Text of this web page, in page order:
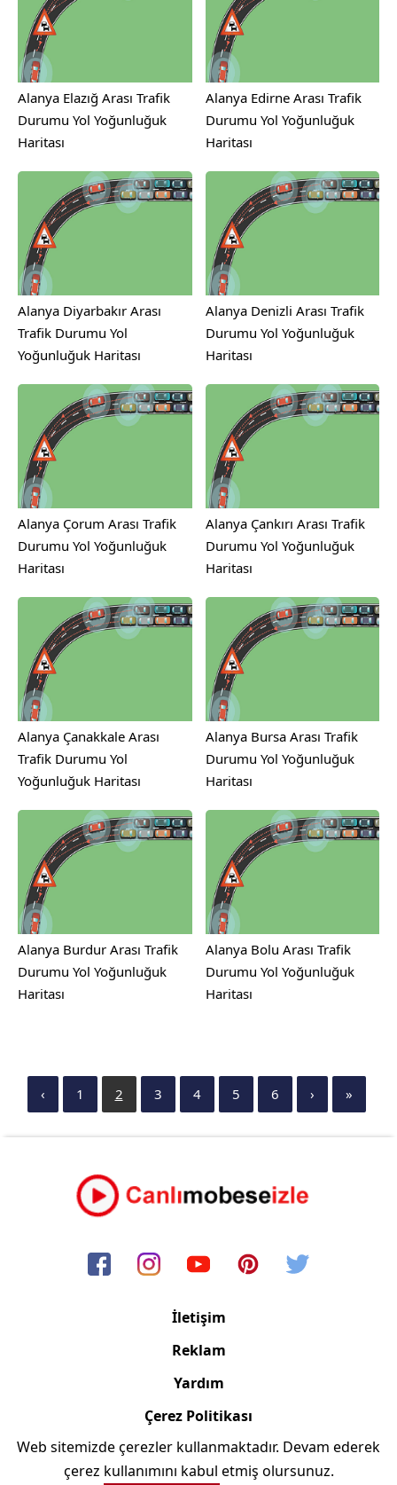
Alanya Elazığ Arası Trafik
Durumu Yol Yoğunluğuk
Haritası
Alanya Edirne Arası Trafik
Durumu Yol Yoğunluğuk
Haritası
Alanya Diyarbakır Arası
Trafik Durumu Yol
Yoğunluğuk Haritası
Alanya Denizli Arası Trafik
Durumu Yol Yoğunluğuk
Haritası
Alanya Çorum Arası Trafik
Durumu Yol Yoğunluğuk
Haritası
Alanya Çankırı Arası Trafik
Durumu Yol Yoğunluğuk
Haritası
Alanya Çanakkale Arası
Trafik Durumu Yol
Yoğunluğuk Haritası
Alanya Bursa Arası Trafik
Durumu Yol Yoğunluğuk
Haritası
Alanya Burdur Arası Trafik
Durumu Yol Yoğunluğuk
Haritası
Alanya Bolu Arası Trafik
Durumu Yol Yoğunluğuk
Haritası
‹ 1 2 3 4 5 6 › »
İletişim
Reklam
Yardım
Çerez Politikası
Copyright © 2006/2024 Canlimobeseizle.net
Web sitemizde çerezler kullanmaktadır. Devam ederek
çerez kullanımını kabul etmiş olursunuz.